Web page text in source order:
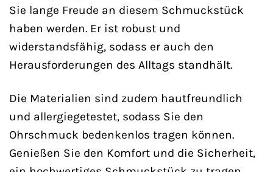
Sie lange Freude an diesem Schmuckstück
haben werden. Er ist robust und
widerstandsfähig, sodass er auch den
Herausforderungen des Alltags standhält.
Die Materialien sind zudem hautfreundlich
und allergiegetestet, sodass Sie den
Ohrschmuck bedenkenlos tragen können.
Genießen Sie den Komfort und die Sicherheit,